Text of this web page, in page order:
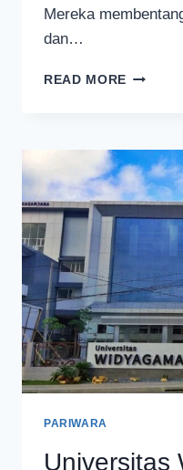
Mereka
dan…
READ MORE
147
POHON
PARIWARA
Universitas